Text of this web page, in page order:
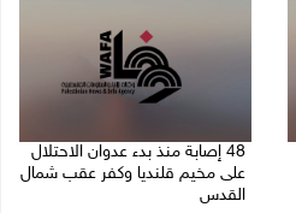
48 إصابة منذ بدء عدوان الاحتلال
على مخيم قلنديا وكفر عقب شمال
القدس